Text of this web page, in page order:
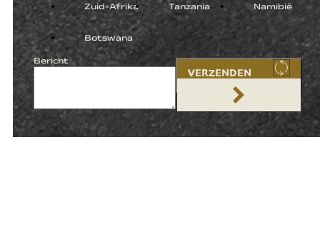
Zuid-Afrika Tanzania Namibië
Botswana
Bericht
VERZENDEN